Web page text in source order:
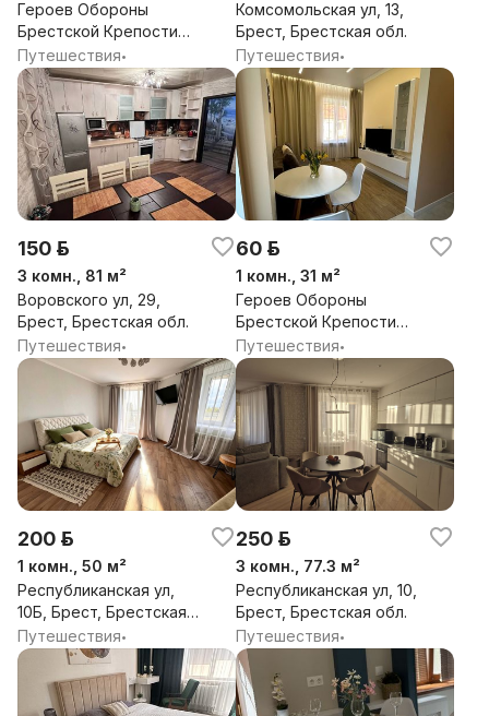
Героев Обороны
Брестской Крепости
ул, 68, Брест,
Брестская обл.
Путешествия•
Комсомольская ул, 13,
Брест, Брестская обл.
Путешествия•
150 р.
3 комн., 81 м²
Воровского ул, 29,
Брест, Брестская обл.
Путешествия•
60 р.
1 комн., 31 м²
Героев Обороны
Брестской Крепости
ул, 44/1, Брест,
Брестская обл.
Путешествия•
200 р.
1 комн., 50 м²
Республиканская ул,
10Б, Брест, Брестская
обл.
Путешествия•
250 р.
3 комн., 77.3 м²
Республиканская ул, 10,
Брест, Брестская обл.
Путешествия•